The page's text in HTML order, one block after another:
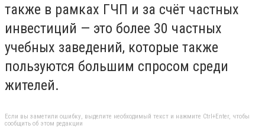
также в рамках ГЧП и за счёт частных
инвестиций — это более 30 частных
учебных заведений, которые также
пользуются большим спросом среди
жителей.
Если вы заметили ошибку, выделите необходимый текст и нажмите Ctrl+Enter, чтобы
сообщить об этом редакции